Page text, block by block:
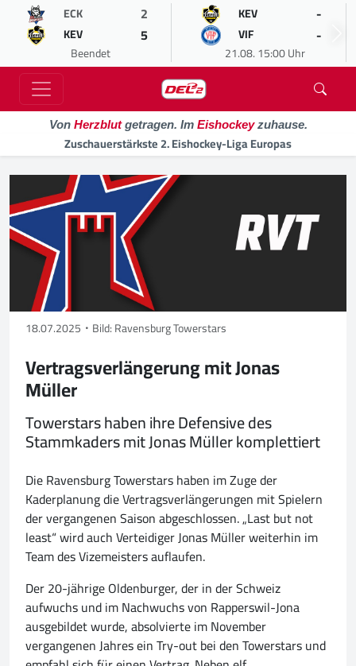
ECK 2
KEV 5
Beendet
KEV -
VIF -
21.08. 15:00 Uhr
Von Herzblutgetragen. Im Eishockeyzuhause.
Zuschauerstärkste 2. Eishockey-Liga Europas
18.07.2025 Bild: Ravensburg Towerstars
Vertragsverlängerung mit Jonas
Müller
Towerstars haben ihre Defensive des
Stammkaders mit Jonas Müller komplettiert
Die Ravensburg Towerstars haben im Zuge der
Kaderplanung die Vertragsverlängerungen mit Spielern
der vergangenen Saison abgeschlossen. „Last but not
least“ wird auch Verteidiger Jonas Müller weiterhin im
Team des Vizemeisters auflaufen.
Der 20-jährige Oldenburger, der in der Schweiz
aufwuchs und im Nachwuchs von Rapperswil-Jona
ausgebildet wurde, absolvierte im November
vergangenen Jahres ein Try-out bei den Towerstars und